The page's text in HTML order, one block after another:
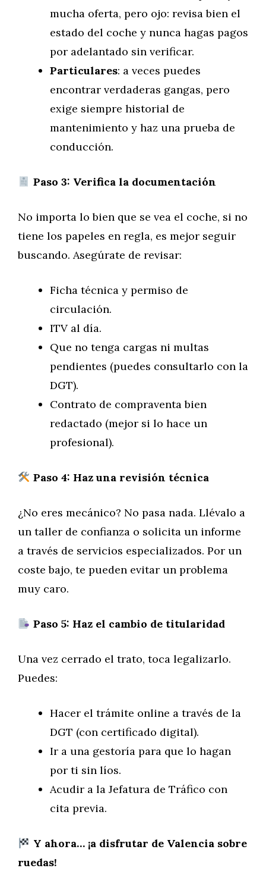
mucha oferta, pero ojo: revisa bien el
estado del coche y nunca hagas pagos
por adelantado sin verificar.
Particulares: a veces puedes
encontrar verdaderas gangas, pero
exige siempre historial de
mantenimiento y haz una prueba de
conducción.
Paso 3: Verifica la documentación
No importa lo bien que se vea el coche, si no
tiene los papeles en regla, es mejor seguir
buscando. Asegúrate de revisar:
Ficha técnica y permiso de
circulación.
ITV al día.
Que no tenga cargas ni multas
pendientes (puedes consultarlo con la
DGT).
Contrato de compraventa bien
redactado (mejor si lo hace un
profesional).
Paso 4: Haz una revisión técnica
¿No eres mecánico? No pasa nada. Llévalo a
un taller de confianza o solicita un informe
a través de servicios especializados. Por un
coste bajo, te pueden evitar un problema
muy caro.
Paso 5: Haz el cambio de titularidad
Una vez cerrado el trato, toca legalizarlo.
Puedes:
Hacer el trámite online a través de la
DGT (con certificado digital).
Ir a una gestoría para que lo hagan
por ti sin líos.
Acudir a la Jefatura de Tráfico con
cita previa.
Y ahora… ¡a disfrutar de Valencia sobre
ruedas!